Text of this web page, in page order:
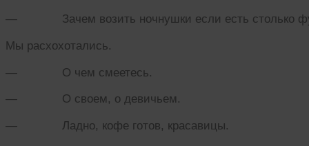
— Зачем возить ночнушки если есть столько
Мы расхохотались.
— О чем смеетесь.
— О своем, о девичьем.
— Ладно, кофе готов, красавицы.